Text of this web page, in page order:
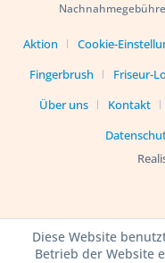
Aktion Cookie-
Fingerbrush
Friseur-
Über uns
Kontakt
Diese Website
Betrieb der Website